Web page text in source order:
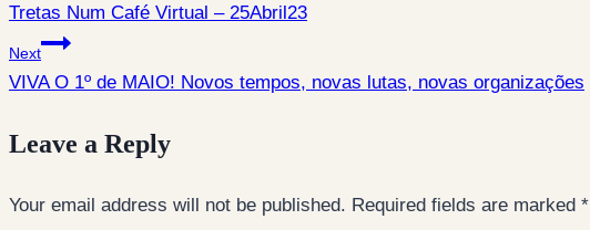
navigation
Tretas Num Café Virtual – 25Abril23
Next
VIVA O 1º de MAIO! Novos tempos, novas lutas, novas organizações
Leave a Reply
Your email address will not be published. Required fields are marked *